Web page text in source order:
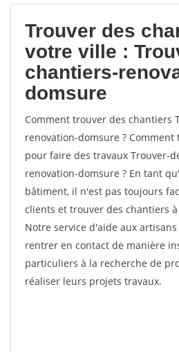
votes
Trouver des
votre ville :
chantiers-
domsure
Comment trouver des chantiers
renovation-domsure ?
pour faire des travaux Trouver-
renovation-domsure ? En tant
bâtiment, il n'est pas toujours
clients et trouver des chantiers
Notre service d'aide aux
rentrer en contact de manière
particuliers à la recherche de
réaliser leurs projets travaux.